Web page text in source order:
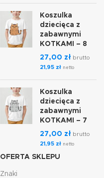
Koszulka
dziecięca z
zabawnymi
KOTKAMI – 8
27,00 zł brutto
21,95 zł netto
Koszulka
dziecięca z
zabawnymi
KOTKAMI – 7
27,00 zł brutto
21,95 zł netto
OFERTA SKLEPU
Znaki